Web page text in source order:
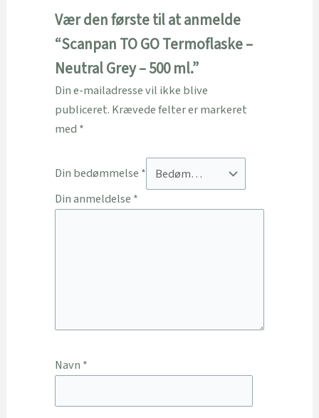
Vær den første til at anmelde
“Scanpan TO GO Termoflaske –
Neutral Grey – 500 ml.”
Din e-mailadresse vil ikke blive
publiceret. Krævede felter er markeret
med *
Din bedømmelse *
Din anmeldelse *
Navn *